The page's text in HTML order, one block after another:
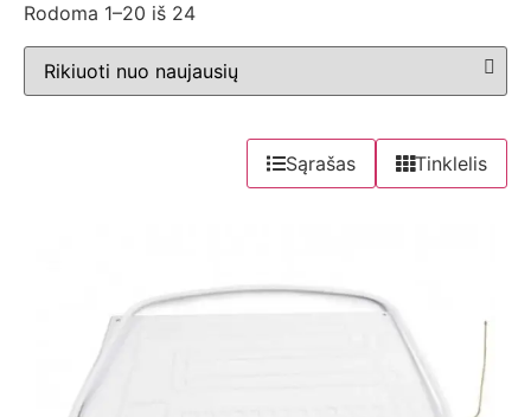
Rodoma 1–20 iš 24
Sąrašas Tinklelis